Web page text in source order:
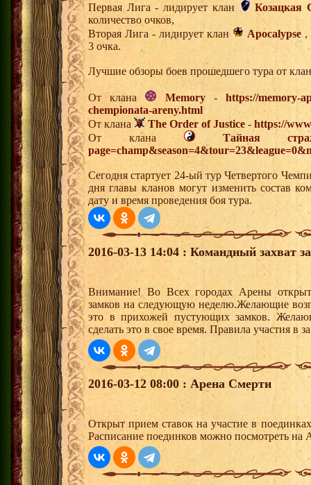
Первая Лига - лидирует клан
Козацкая
количество очков,
Вторая Лига - лидирует клан
Apocalypse ,
3 очка.
Лучшие обзоры боев прошедшего тура от
От клана Memory-https://memory-
chempionata-areny.html
От клана
The Order of Justice - https://
От клана
Тайная
Сегодня стартует 24-ый тур Четвертого
дня главы кланов могут изменить состав
дату и время проведения боя тура.
2016-03-13 14:04 : Командный захват
Внимание! Во Всех городах Арены
замков на следующую неделю.Желающие
это в прихожей пустующих замков.
сделать это в свое время. Правила участия в
2016-03-12 08:00 : Арена Смерти
Открыт прием ставок на участие в
Расписание поединков можно посмотреть на